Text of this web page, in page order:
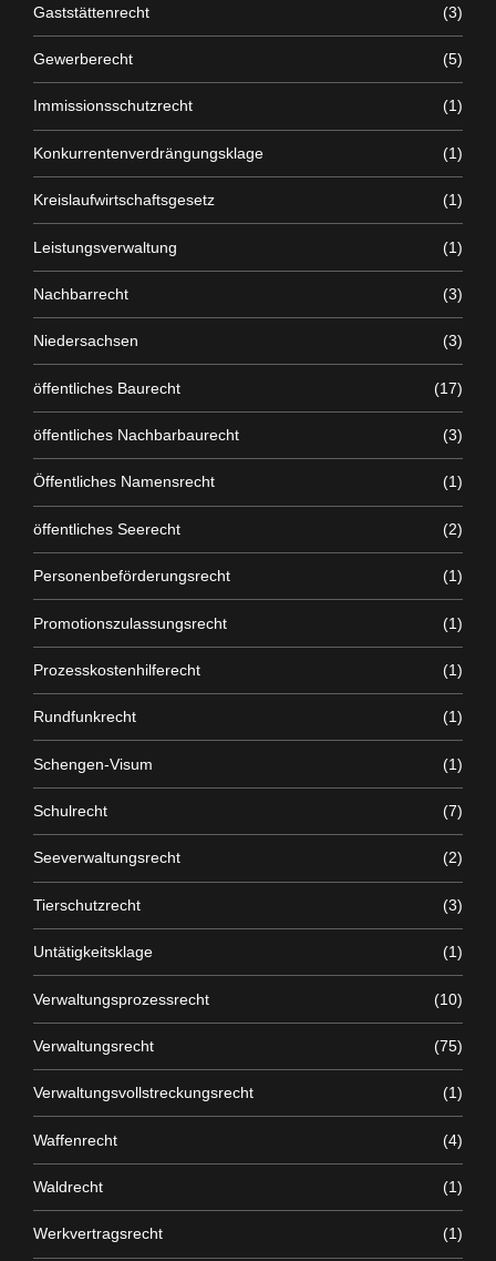
Gaststättenrecht (3)
Gewerberecht (5)
Immissionsschutzrecht (1)
Konkurrentenverdrängungsklage (1)
Kreislaufwirtschaftsgesetz (1)
Leistungsverwaltung (1)
Nachbarrecht (3)
Niedersachsen (3)
öffentliches Baurecht (17)
öffentliches Nachbarbaurecht (3)
Öffentliches Namensrecht (1)
öffentliches Seerecht (2)
Personenbeförderungsrecht (1)
Promotionszulassungsrecht (1)
Prozesskostenhilferecht (1)
Rundfunkrecht (1)
Schengen-Visum (1)
Schulrecht (7)
Seeverwaltungsrecht (2)
Tierschutzrecht (3)
Untätigkeitsklage (1)
Verwaltungsprozessrecht (10)
Verwaltungsrecht (75)
Verwaltungsvollstreckungsrecht (1)
Waffenrecht (4)
Waldrecht (1)
Werkvertragsrecht (1)